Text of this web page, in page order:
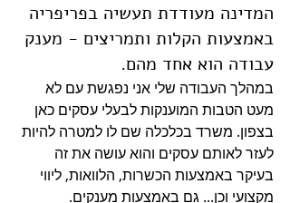
המדינה מעודדת תעשיה בפריפריה
באמצעות הקלות ותמריצים - מענק
עבודה הוא אחד מהם.
במהלך העבודה שלי אני נפגשת עם לא
מעט הטבות המוענקות לבעלי עסקים כאן
בצפון. משרד בכלכלה שם לו למטרה להיות
לעזר לאותם עסקים והוא עושה את זה
בעיקר באמצעות הכשרות, הלוואות, ליווי
מקצועי וכן... גם באמצעות מענקים.